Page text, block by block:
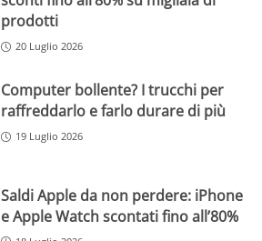
prodotti
20 Luglio 2026
Computer bollente? I trucchi per
raffreddarlo e farlo durare di più
19 Luglio 2026
Saldi Apple da non perdere: iPhone
e Apple Watch scontati fino all’80%